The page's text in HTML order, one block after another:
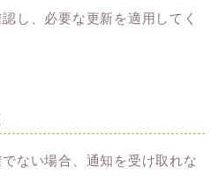
し、必要な更新を適用してく
ない場合、通知を受け取れな